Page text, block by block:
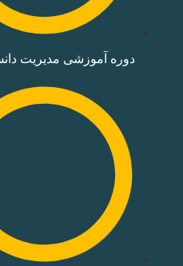
دوره‌ آموزشی مدیریت